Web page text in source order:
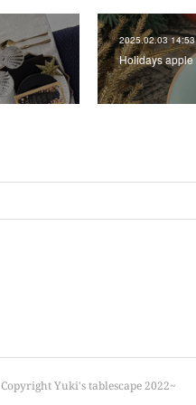
2025.02.03 14:53
Holidays apple
Copyright Yuki's tablescape 2022~